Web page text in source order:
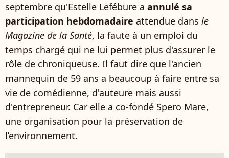
septembre qu'Estelle Lefébure a annulé sa
participation hebdomadaire attendue dans le
Magazine de la Santé, la faute à un emploi du
temps chargé qui ne lui permet plus d'assurer le
rôle de chroniqueuse. Il faut dire que l'ancien
mannequin de 59 ans a beaucoup à faire entre sa
vie de comédienne, d'auteure mais aussi
d'entrepreneur. Car elle a co-fondé Spero Mare,
une organisation pour la préservation de
l’environnement.